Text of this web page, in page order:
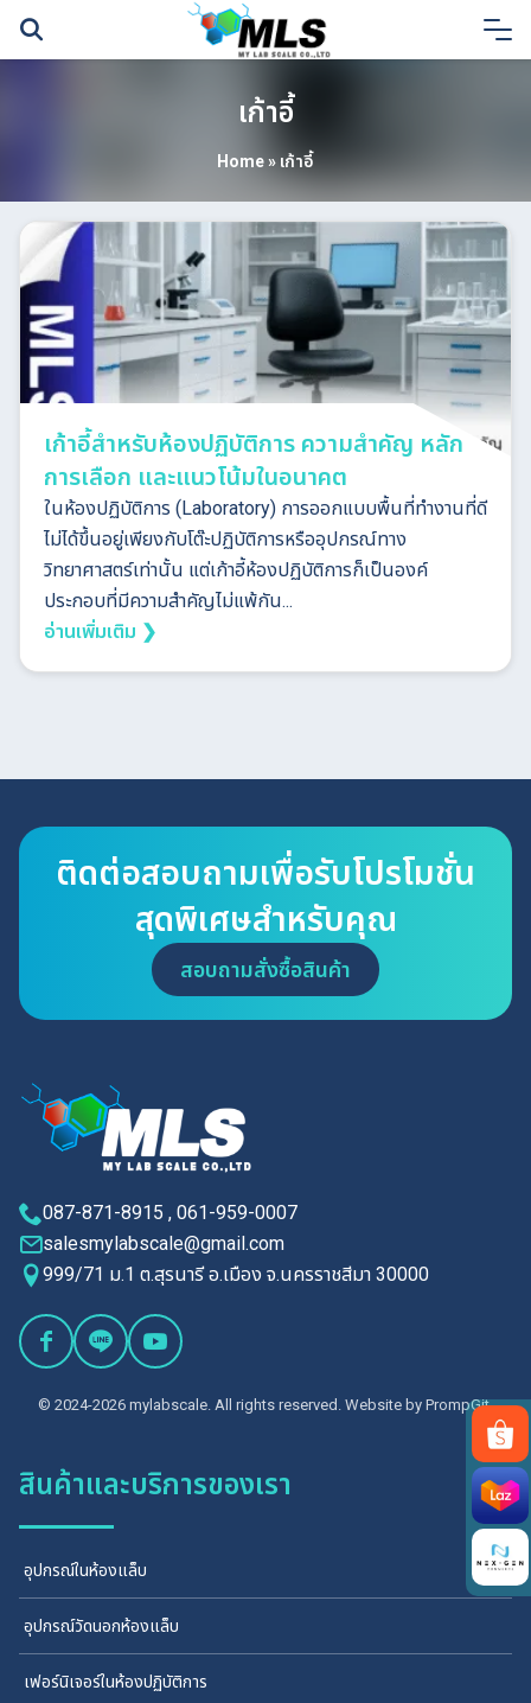
Skip
Search
เก้าอี้
Home» เก้าอี้
เก้าอี้สำหรับห้องปฏิบัติการ ความสำคัญ หลัก
การเลือก และแนวโน้มในอนาคต
ในห้องปฏิบัติการ (Laboratory) การออกแบบพื้นที่ทำงานที่ดี
ไม่ได้ขึ้นอยู่เพียงกับโต๊ะปฏิบัติการหรืออุปกรณ์ทาง
วิทยาศาสตร์เท่านั้น แต่เก้าอี้ห้องปฏิบัติการก็เป็นองค์
ประกอบที่มีความสำคัญไม่แพ้กัน...
อ่านเพิ่มเติม ❯
ติดต่อสอบถามเพื่อรับโปรโมชั่น
สุดพิเศษสำหรับคุณ
สอบถามสั่งซื้อสินค้า
087-871-8915 , 061-959-0007
salesmylabscale@gmail.com
999/71 ม.1 ต.สุรนารี อ.เมือง จ.นครราชสีมา 30000
© 2024-2026 mylabscale. All rights reserved. Website by PrompGit.
สินค้าและบริการของเรา
อุปกรณ์ในห้องแล็บ
อุปกรณ์วัดนอกห้องแล็บ
เฟอร์นิเจอร์ในห้องปฏิบัติการ